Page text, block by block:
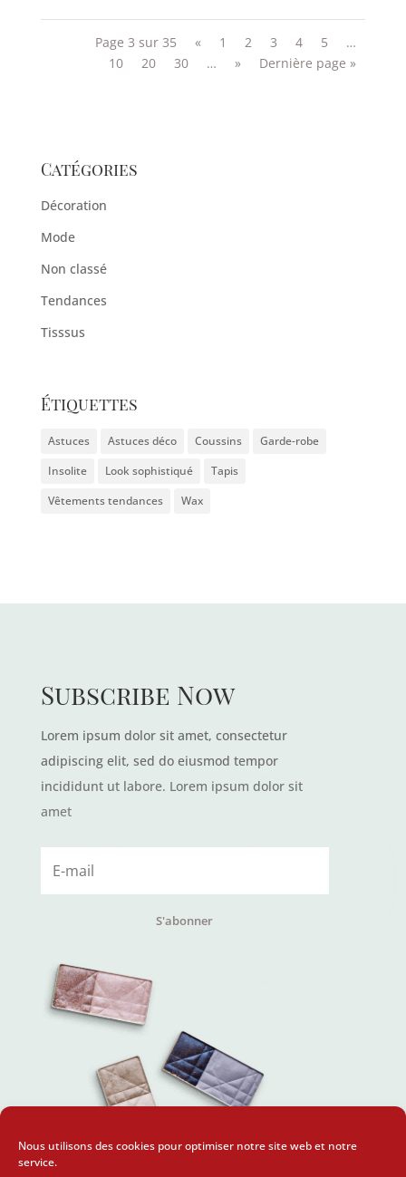
Nous utilisons des cookies pour optimiser notre site web et notre
service.
Page 3 sur 35 « 1 2 3 4 5
…
10
20 30 … » Dernière page »
Catégories
Décoration
Mode
Non classé
Tendances
Tisssus
Étiquettes
Astuces Astuces déco Coussins
Garde-robe
Insolite
Look sophistiqué
Tapis
Vêtements tendances
Wax
Subscribe Now
Lorem ipsum dolor sit amet, consectetur
adipiscing elit, sed do eiusmod tempor
incididunt ut labore. Lorem ipsum dolor sit
amet
S'abonner